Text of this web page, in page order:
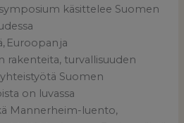
käsittelee Suomen
Euroopan ja
rakenteita, turvallisuuden
Suomen
on luvassa
Mannerheim-luento,